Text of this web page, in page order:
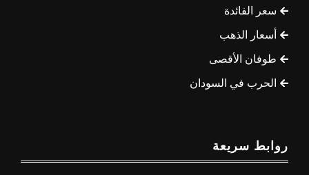
سعر الفائدة
أسعار الذهب
طوفان الأقصى
الحرب في السودان
روابط سريعة